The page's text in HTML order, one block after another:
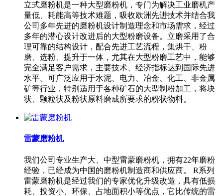
立式磨粉机是一种大型磨粉机，专门为解决工业磨机产
量低、耗能高等技术难题，吸收欧洲先进技术并结合我
公司多年先进的磨粉机设计制造理念和市场需求，经过
多年的潜心设计改进后的大型粉磨设备。立磨采用了合
理可靠的结构设计，配合先进工艺流程，集烘干、粉
磨、选粉、提升于一体，尤其在大型粉磨工艺中，能够
完全满足客户需求，主要技术、经济指标达到国际先进
水平。可广泛应用于水泥、电力、冶金、化工、非金属
矿等行业，特别适用于各种矿石的大型制粉加工，将块
状、颗粒状及粉状原料磨成所要求的粉状物料。
雷蒙磨粉机
我们公司专业生产大、中型雷蒙磨粉机，拥有22年磨粉
经验，已经成为中国的磨粉机制造商和供应商。 R系列
雷蒙磨粉机是经过我们的专家优化升级改造，具有低损
耗、投资小、环保、占地面积小等优点，它比传统的雷